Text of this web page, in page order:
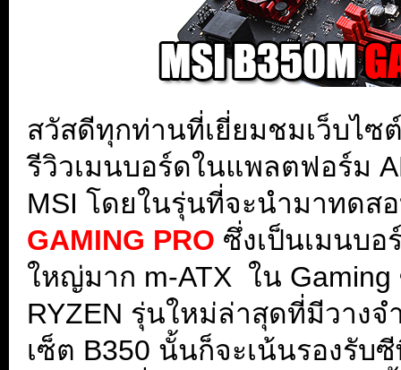
สวัสดีทุกท่านที่เยี่ยมชมเว็บไซ
รีวิวเมนบอร์ดในแพลตฟอร์ม
MSI โดยในรุ่นที่จะนำมาทด
GAMING PRO ซึ่งเป็นเมนบอ
ใหญ่มาก m-ATX ใน
RYZEN รุ่นใหม่ล่าสุดที่มีวาง
เซ็ต B350 นั้นก็จะเน้นรองรั